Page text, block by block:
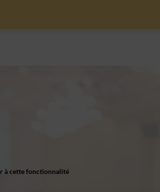
à cette fonctionnalité